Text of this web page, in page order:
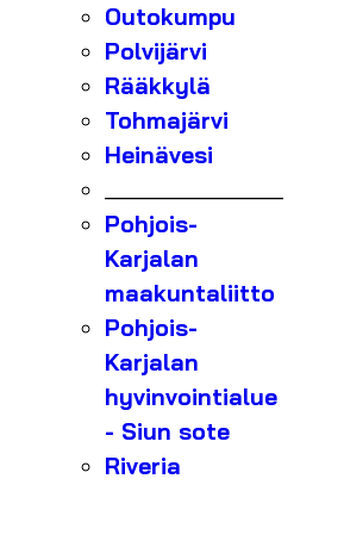
Outokumpu
Polvijärvi
Rääkkylä
Tohmajärvi
Heinävesi
Pohjois-
Karjalan
maakuntaliitto
Pohjois-
Karjalan
hyvinvointialue
- Siun sote
Riveria